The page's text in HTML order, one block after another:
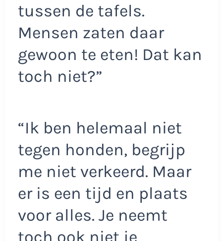
tussen de tafels.
Mensen zaten daar
gewoon te eten! Dat kan
toch niet?”
“Ik ben helemaal niet
tegen honden, begrijp
me niet verkeerd. Maar
er is een tijd en plaats
voor alles. Je neemt
toch ook niet je